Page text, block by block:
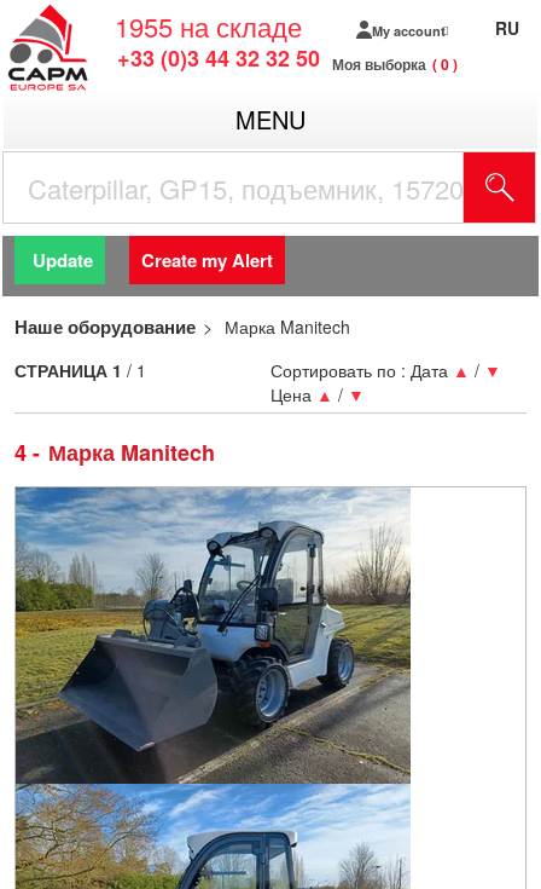
1955 на складе
+33 (0)3 44 32 32 50
My account
Моя выборка 0
RU
MENU
Update Create my Alert
Наше оборудование Марка Manitech
4 Марка Manitech
Сортировать по : Дата ▲ / ▼
Цена ▲ / ▼
СТРАНИЦА 1 / 1